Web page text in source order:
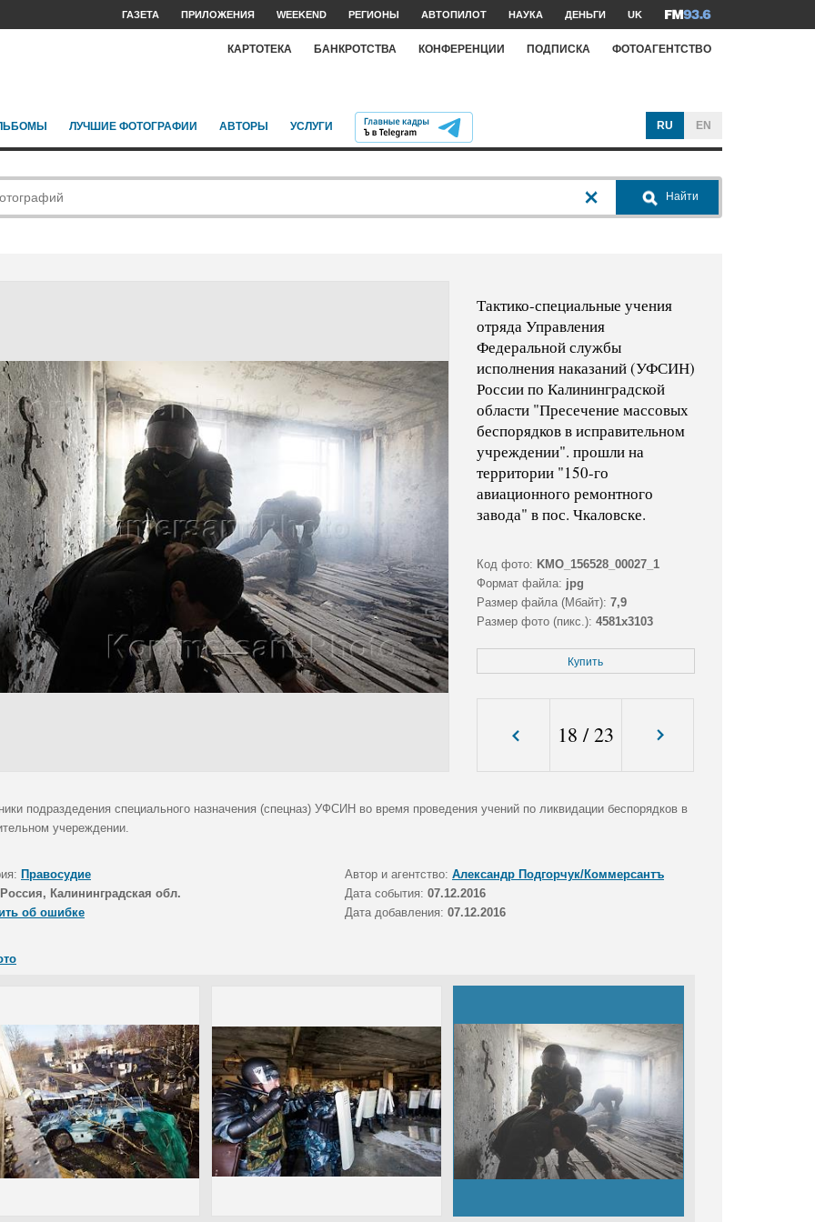
ГАЗЕТА ПРИЛОЖЕНИЯ WEEKEND РЕГИОНЫ АВТОПИЛОТ НАУКА ДЕНЬГИ UK
КАРТОТЕКА БАНКРОТСТВА КОНФЕРЕНЦИИ ПОДПИСКА ФОТОАГЕНТСТВО
ЛУЧШИЕ ФОТОГРАФИИ АВТОРЫ УСЛУГИ RU EN
Найти
Тактико-специальные учения
отряда Управления
Федеральной службы
исполнения наказаний (УФСИН)
России по Калининградской
области "Пресечение массовых
беспорядков в исправительном
учреждении". прошли на
территории "150-го
авиационного ремонтного
завода" в пос. Чкаловске.
Код фото: KMO_156528_00027_1
Формат файла: jpg
Размер файла (Мбайт): 7,9
Размер фото (пикс.): 4581x3103
Купить
18 /23
подраздедения специального назначения (спецназ) УФСИН во время проведения учений по ликвидации беспорядков в
учереждении.
Правосудие Автор и агентство: Александр Подгорчук/Коммерсантъ
Россия, Калининградская обл. Дата события: 07.12.2016
об ошибке
Дата добавления: 07.12.2016